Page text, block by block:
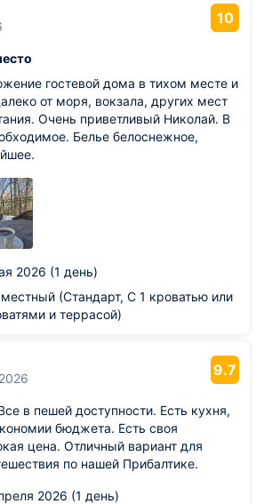
10
гостевой дома в тихом месте и
от моря, вокзала, других мест
Очень приветливый Николай. В
Белье белоснежное,
2026 (1 день)
(Стандарт, С 1 кроватью или
и террасой)
9.7
в пешей доступности. Есть кухня,
бюджета. Есть своя
цена. Отличный вариант для
по нашей Прибалтике.
2026 (1 день)